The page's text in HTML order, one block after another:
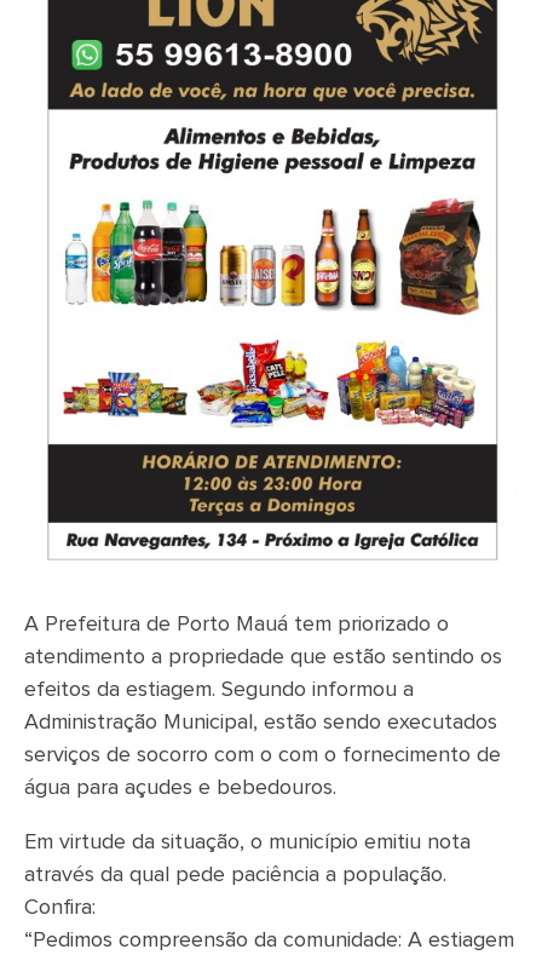
A Prefeitura de Porto Mauá tem priorizado o
atendimento a propriedade que estão sentindo os
efeitos da estiagem. Segundo informou a
Administração Municipal, estão sendo executados
serviços de socorro com o com o fornecimento de
água para açudes e bebedouros.
Em virtude da situação, o município emitiu nota
através da qual pede paciência a população.
Confira:
“Pedimos compreensão da comunidade: A estiagem